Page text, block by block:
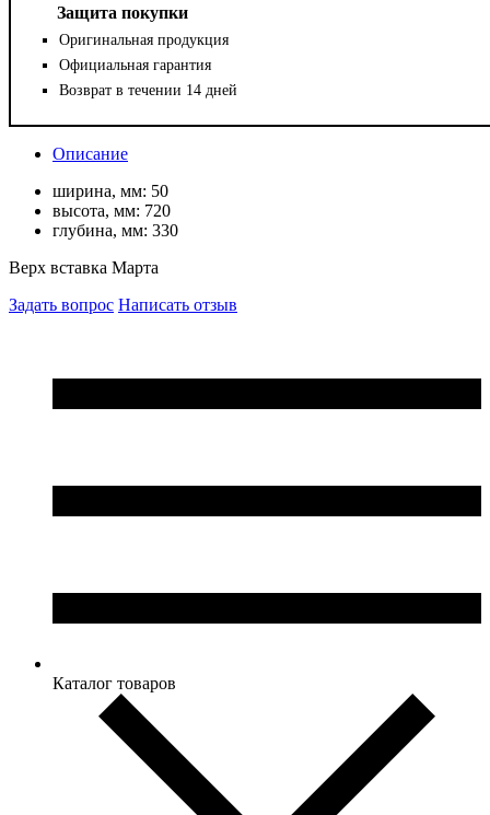
Защита покупки
Оригинальная продукция
Официальная гарантия
Возврат в течении 14 дней
Описание
ширина, мм: 50
высота, мм: 720
глубина, мм: 330
Верх вставка Марта
Задать вопрос Написать отзыв
Каталог товаров